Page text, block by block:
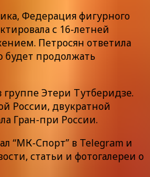
Федерация фигурного
с 16-летней
Петросян ответила
будет продолжать
группе Этери Тутберидзе.
России, двукратной
Гран-при России.
“МК-Спорт” в Telegram и
статьи и фотогалереи о